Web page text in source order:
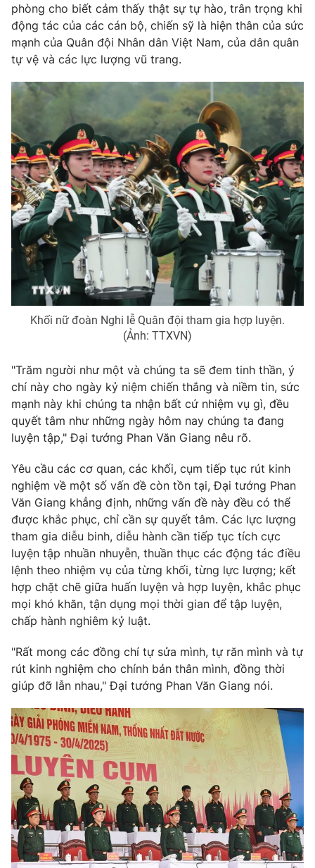
phòng cho biết cảm thấy thật sự tự hào, trân trọng khi
động tác của các cán bộ, chiến sỹ là hiện thân của sức
mạnh của Quân đội Nhân dân Việt Nam, của dân quân
tự vệ và các lực lượng vũ trang.
Khối nữ đoàn Nghi lễ Quân đội tham gia hợp luyện.
(Ảnh: TTXVN)
"Trăm người như một và chúng ta sẽ đem tinh thần, ý
chí này cho ngày kỷ niệm chiến thắng và niềm tin, sức
mạnh này khi chúng ta nhận bất cứ nhiệm vụ gì, đều
quyết tâm như những ngày hôm nay chúng ta đang
luyện tập," Đại tướng Phan Văn Giang nêu rõ.
Yêu cầu các cơ quan, các khối, cụm tiếp tục rút kinh
nghiệm về một số vấn đề còn tồn tại, Đại tướng Phan
Văn Giang khẳng định, những vấn đề này đều có thể
được khắc phục, chỉ cần sự quyết tâm. Các lực lượng
tham gia diễu binh, diễu hành cần tiếp tục tích cực
luyện tập nhuần nhuyễn, thuần thục các động tác điều
lệnh theo nhiệm vụ của từng khối, từng lực lượng; kết
hợp chặt chẽ giữa huấn luyện và hợp luyện, khắc phục
mọi khó khăn, tận dụng mọi thời gian để tập luyện,
chấp hành nghiêm kỷ luật.
"Rất mong các đồng chí tự sửa mình, tự răn mình và tự
rút kinh nghiệm cho chính bản thân mình, đồng thời
giúp đỡ lẫn nhau," Đại tướng Phan Văn Giang nói.